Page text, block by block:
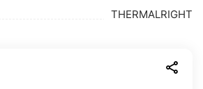
THERMALRIGHT